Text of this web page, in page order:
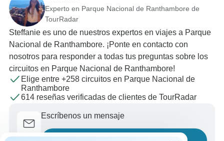
Experto en Parque Nacional de Ranthambore de
TourRadar
Steffanie es uno de nuestros expertos en viajes a Parque
Nacional de Ranthambore. ¡Ponte en contacto con
nosotros para responder a todas tus preguntas sobre los
circuitos en Parque Nacional de Ranthambore!
Elige entre +258 circuitos en Parque Nacional de
Ranthambore
614 reseñas verificadas de clientes de TourRadar
Escríbenos un mensaje